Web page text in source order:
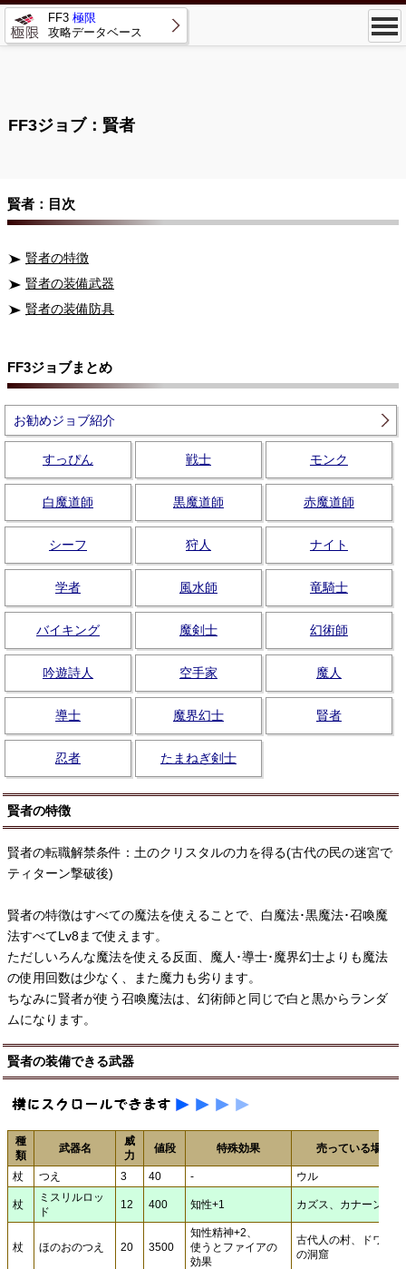
FF3 極限
攻略データベース
FF3ジョブ：賢者
賢者：目次
賢者の特徴
賢者の装備武器
賢者の装備防具
FF3ジョブまとめ
お勧めジョブ紹介
すっぴん 戦士 モンク
白魔道師 黒魔道師 赤魔道師
シーフ 狩人 ナイト
学者 風水師 竜騎士
バイキング 魔剣士 幻術師
吟遊詩人 空手家 魔人
導士 魔界幻士 賢者
忍者 たまねぎ剣士
賢者の特徴
賢者の転職解禁条件：土のクリスタルの力を得る(古代の民の迷宮で
ティターン撃破後)
賢者の特徴はすべての魔法を使えることで、白魔法･黒魔法･召喚魔
法すべてLv8まで使えます。
ただしいろんな魔法を使える反面、魔人･導士･魔界幻士よりも魔法
の使用回数は少なく、また魔力も劣ります。
ちなみに賢者が使う召喚魔法は、幻術師と同じで白と黒からランダ
ムになります。
賢者の装備できる武器
種
類
武器名
威
力
値段 特殊効果 売っている場所
杖 つえ 3 40 - ウル
杖
ミスリルロッ
ド
12 400 知性+1 カズス、カナーン
杖 ほのおのつえ 20 3500
知性精神+2、
使うとファイアの
効果
古代人の村、ドワーフ
の洞窟